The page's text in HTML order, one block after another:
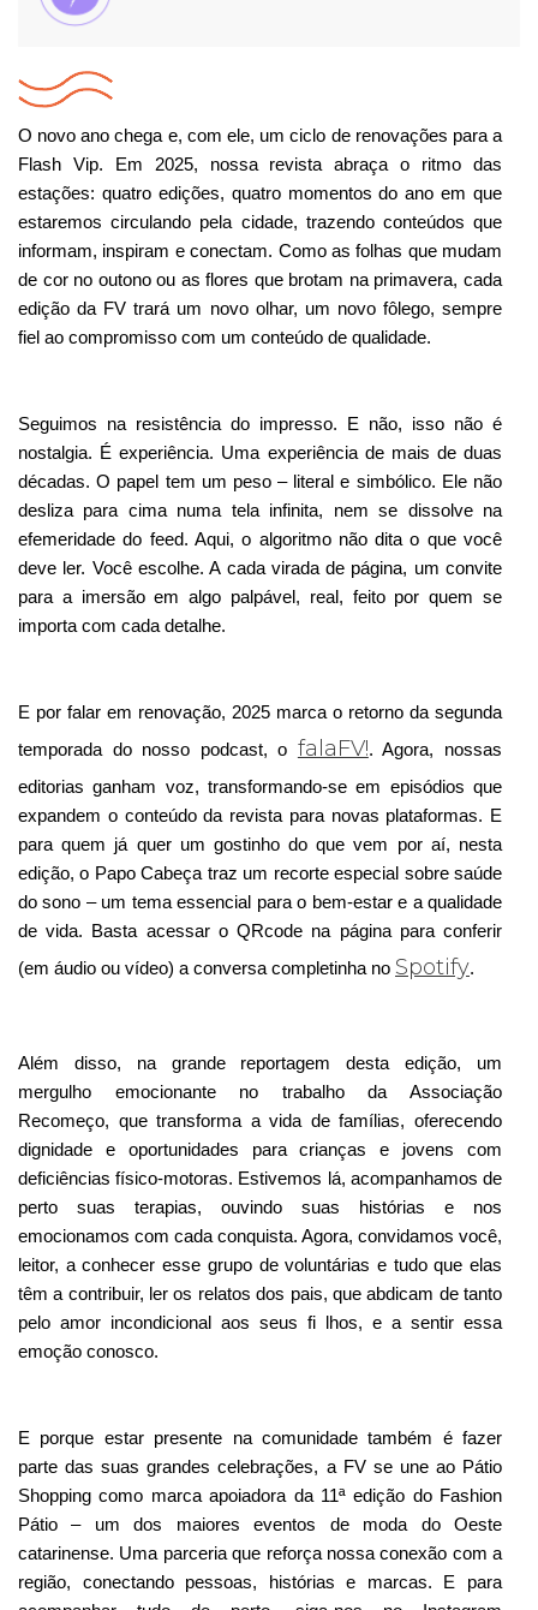
O novo ano chega e, com ele, um ciclo de renovações para a
Flash Vip. Em 2025, nossa revista abraça o ritmo das
estações: quatro edições, quatro momentos do ano em que
estaremos circulando pela cidade, trazendo conteúdos que
informam, inspiram e conectam. Como as folhas que mudam
de cor no outono ou as flores que brotam na primavera, cada
edição da FV trará um novo olhar, um novo fôlego, sempre
fiel ao compromisso com um conteúdo de qualidade.
Seguimos na resistência do impresso. E não, isso não é
nostalgia. É experiência. Uma experiência de mais de duas
décadas. O papel tem um peso – literal e simbólico. Ele não
desliza para cima numa tela infinita, nem se dissolve na
efemeridade do feed. Aqui, o algoritmo não dita o que você
deve ler. Você escolhe. A cada virada de página, um convite
para a imersão em algo palpável, real, feito por quem se
importa com cada detalhe.
E por falar em renovação, 2025 marca o retorno da segunda
temporada do nosso podcast, o falaFV!. Agora, nossas
editorias ganham voz, transformando-se em episódios que
expandem o conteúdo da revista para novas plataformas. E
para quem já quer um gostinho do que vem por aí, nesta
edição, o Papo Cabeça traz um recorte especial sobre saúde
do sono – um tema essencial para o bem-estar e a qualidade
de vida. Basta acessar o QRcode na página para conferir
(em áudio ou vídeo) a conversa completinha no Spotify.
Além disso, na grande reportagem desta edição, um
mergulho emocionante no trabalho da Associação
Recomeço, que transforma a vida de famílias, oferecendo
dignidade e oportunidades para crianças e jovens com
deficiências físico-motoras. Estivemos lá, acompanhamos de
perto suas terapias, ouvindo suas histórias e nos
emocionamos com cada conquista. Agora, convidamos você,
leitor, a conhecer esse grupo de voluntárias e tudo que elas
têm a contribuir, ler os relatos dos pais, que abdicam de tanto
pelo amor incondicional aos seus fi lhos, e a sentir essa
emoção conosco.
E porque estar presente na comunidade também é fazer
parte das suas grandes celebrações, a FV se une ao Pátio
Shopping como marca apoiadora da 11ª edição do Fashion
Pátio – um dos maiores eventos de moda do Oeste
catarinense. Uma parceria que reforça nossa conexão com a
região, conectando pessoas, histórias e marcas. E para